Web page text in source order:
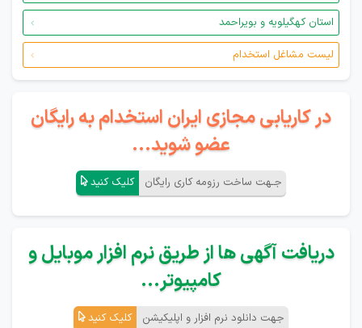
استان کهگیلویه و بویراحمد
لیست مشاغل استخدام
در کاریابی مجازی ایران استخدام به رایگان
عضو شوید...
جـهت ساخت رزومه کاری رایگان کلیک کنید
دریافت آگهی ها از طریق نرم افزار موبایل و
کامپیوتر...
جهت دانلود نرم افزار و اپلیکیشن کلیک کنید